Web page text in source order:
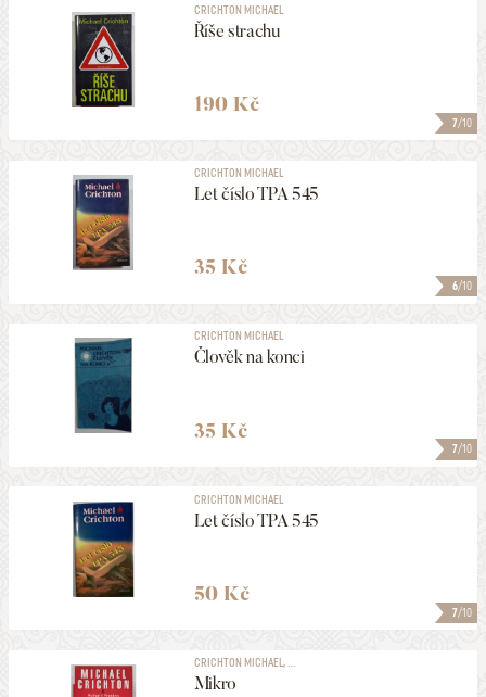
7/10
CRICHTON MICHAEL
Říše strachu
190 Kč
6/10
CRICHTON MICHAEL
Let číslo TPA 545
35 Kč
7/10
CRICHTON MICHAEL
Člověk na konci
35 Kč
7/10
CRICHTON MICHAEL
Let číslo TPA 545
50 Kč
CRICHTON MICHAEL, ...
Mikro